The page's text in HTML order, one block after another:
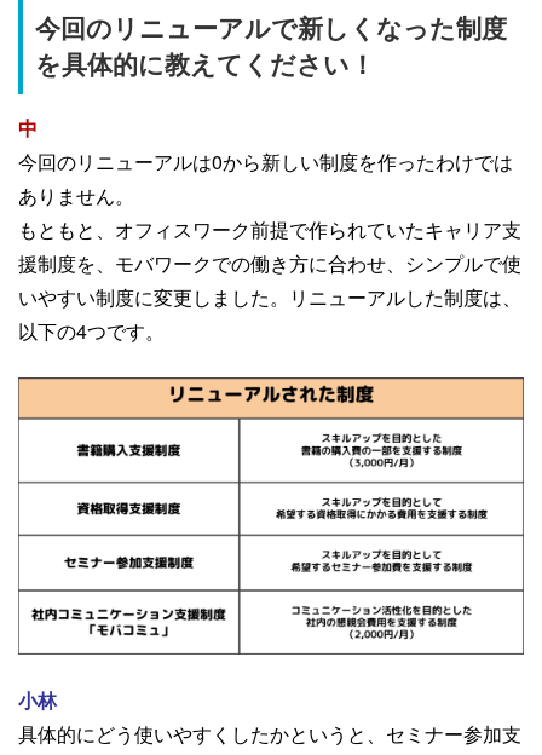
今回のリニューアルで新しくなった制度
を具体的に教えてください！
中
今回のリニューアルは0から新しい制度を作ったわけでは
ありません。
もともと、オフィスワーク前提で作られていたキャリア支
援制度を、モバワークでの働き方に合わせ、シンプルで使
いやすい制度に変更しました。リニューアルした制度は、
以下の4つです。
小林
具体的にどう使いやすくしたかというと、セミナー参加支